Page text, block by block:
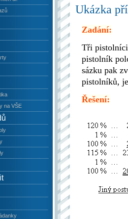
na VŠE
Ukázka
Zadání:
Tři pistolníci
pistolník
sázku pak
pistolníků,
Řešení: